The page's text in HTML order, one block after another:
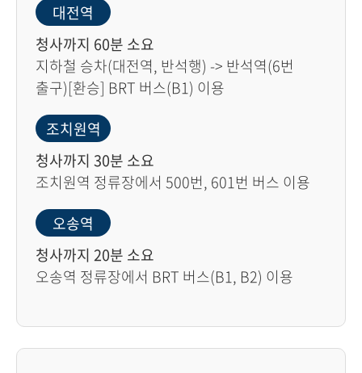
대전역
청사까지 60분 소요
지하철 승차(대전역, 반석행) -> 반석역(6번
출구)[환승] BRT 버스(B1) 이용
조치원역
청사까지 30분 소요
조치원역 정류장에서 500번, 601번 버스 이용
오송역
청사까지 20분 소요
오송역 정류장에서 BRT 버스(B1, B2) 이용